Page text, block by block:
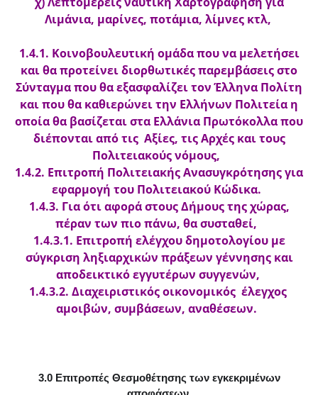
Λιμάνια, μαρίνες, ποτάμια, λίμνες κτλ,
1.4.1. Κοινοβουλευτική ομάδα που να μελετήσει
και θα προτείνει διορθωτικές παρεμβάσεις στο
Σύνταγμα που θα εξασφαλίζει τον Έλληνα Πολίτη
και που θα καθιερώνει την Ελλήνων Πολιτεία η
οποία θα βασίζεται στα Ελλάνια Πρωτόκολλα που
διέπονται από τις Αξίες, τις Αρχές και τους
Πολιτειακούς νόμους,
1.4.2. Επιτροπή Πολιτειακής Ανασυγκρότησης για
εφαρμογή του Πολιτειακού Κώδικα.
1.4.3. Για ότι αφορά στους Δήμους της χώρας,
πέραν των πιο πάνω, θα συσταθεί,
1.4.3.1. Επιτροπή ελέγχου δημοτολογίου με
σύγκριση ληξιαρχικών πράξεων γέννησης και
αποδεικτικό εγγυτέρων συγγενών,
1.4.3.2. Διαχειριστικός οικονομικός έλεγχος
αμοιβών, συμβάσεων, αναθέσεων.
3.0 Επιτροπές Θεσμοθέτησης των εγκεκριμένων